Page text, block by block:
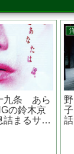
あらすじ
話ならどれ
者が？